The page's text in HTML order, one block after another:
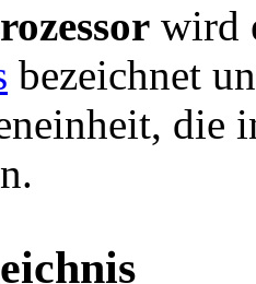
wird
bezeichnet
die